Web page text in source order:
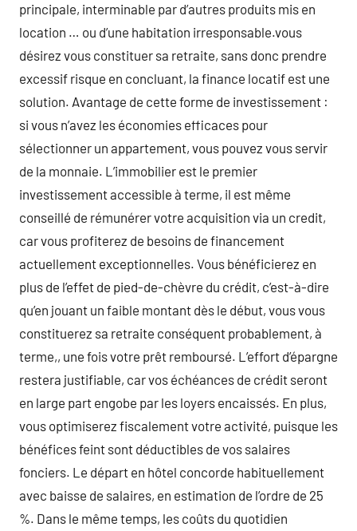
principale, interminable par d’autres produits mis en
location … ou d’une habitation irresponsable.vous
désirez vous constituer sa retraite, sans donc prendre
excessif risque en concluant, la finance locatif est une
solution. Avantage de cette forme de investissement :
si vous n’avez les économies efficaces pour
sélectionner un appartement, vous pouvez vous servir
de la monnaie. L’immobilier est le premier
investissement accessible à terme, il est même
conseillé de rémunérer votre acquisition via un credit,
car vous profiterez de besoins de financement
actuellement exceptionnelles. Vous bénéficierez en
plus de l’effet de pied-de-chèvre du crédit, c’est-à-dire
qu’en jouant un faible montant dès le début, vous vous
constituerez sa retraite conséquent probablement, à
terme,, une fois votre prêt remboursé. L’effort d’épargne
restera justifiable, car vos échéances de crédit seront
en large part engobe par les loyers encaissés. En plus,
vous optimiserez fiscalement votre activité, puisque les
bénéfices feint sont déductibles de vos salaires
fonciers. Le départ en hôtel concorde habituellement
avec baisse de salaires, en estimation de l’ordre de 25
%. Dans le même temps, les coûts du quotidien